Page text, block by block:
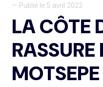
— Publié le 5 avril 2022
LA CÔTE
RASSURE
MOTSEPE